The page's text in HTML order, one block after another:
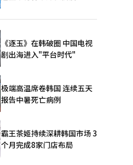
《逐玉》在韩破圈 中国电视
剧出海进入"平台时代"
极端高温席卷韩国 连续五天
报告中暑死亡病例
霸王茶姬持续深耕韩国市场 3
个月完成8家门店布局